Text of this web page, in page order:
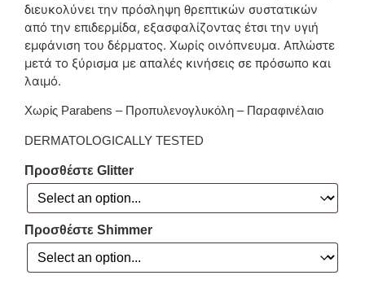
διευκολύνει την πρόσληψη θρεπτικών συστατικών
από την επιδερμίδα, εξασφαλίζοντας έτσι την υγιή
εμφάνιση του δέρματος. Χωρίς οινόπνευμα. Απλώστε
μετά το ξύρισμα με απαλές κινήσεις σε πρόσωπο και
λαιμό.
Χωρίς Parabens – Προπυλενογλυκόλη – Παραφινέλαιο
DERMATOLOGICALLY TESTED
Προσθέστε Glitter
Προσθέστε Shimmer